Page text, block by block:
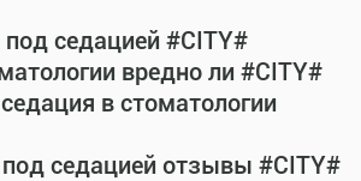
под седацией #CITY#
вредно ли #CITY#
в стоматологии
седацией отзывы #CITY#